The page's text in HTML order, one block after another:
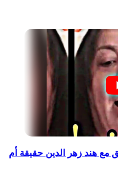
مع هند زهر الدين حقيقة أم